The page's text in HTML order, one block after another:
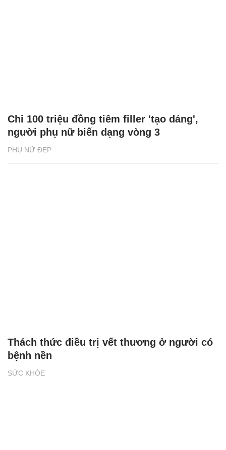
PHỤ NỮ ĐẸP
Chi 100 triệu đồng tiêm filler 'tạo dáng',
người phụ nữ biến dạng vòng 3
SỨC KHỎE
Thách thức điều trị vết thương ở người có
bệnh nền